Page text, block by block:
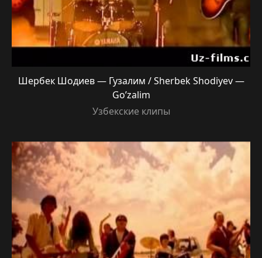
Шербек Шодиев — Гузалим / Sherbek Shodiyev —
Go’zalim
Узбекские клипы